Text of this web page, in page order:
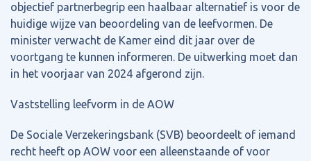
objectief partnerbegrip een haalbaar alternatief is voor de
huidige wijze van beoordeling van de leefvormen. De
minister verwacht de Kamer eind dit jaar over de
voortgang te kunnen informeren. De uitwerking moet dan
in het voorjaar van 2024 afgerond zijn.
Vaststelling leefvorm in de AOW
De Sociale Verzekeringsbank (SVB) beoordeelt of iemand
recht heeft op AOW voor een alleenstaande of voor